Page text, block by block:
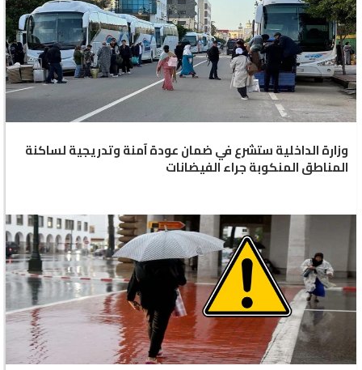
وزارة الداخلية ستشرع في ضمان عودة آمنة وتدريجية لساكنة
المناطق المنكوبة جراء الفيضانات